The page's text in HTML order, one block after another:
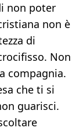
non poter
non è
di
Non
compagnia.
che ti si
guarisci.